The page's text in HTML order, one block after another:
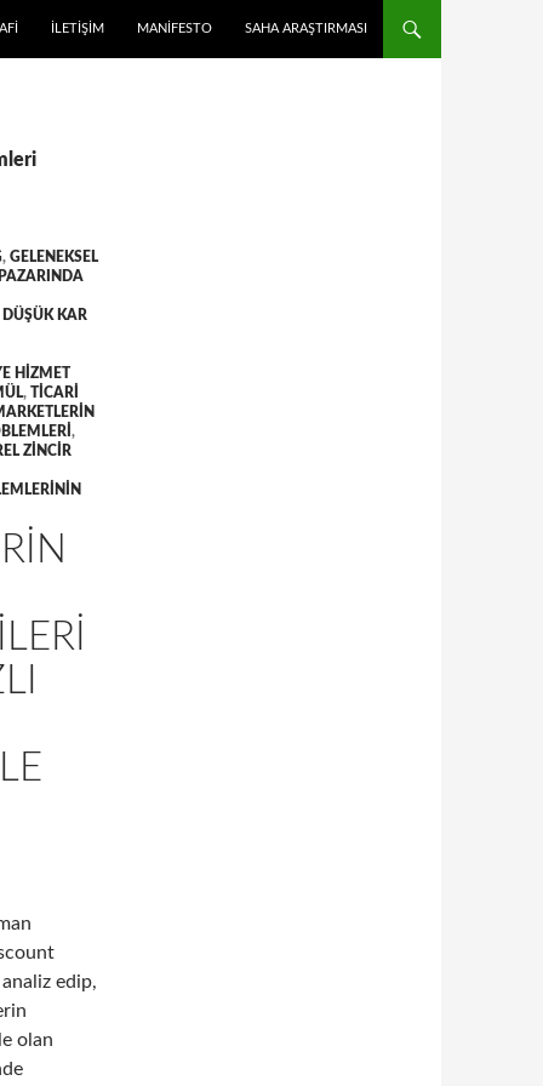
İLETIŞIM MANIFESTO SAHA ARAŞTIRMASI
, GELENEKSEL
DÜŞÜK KAR
HIZMET
, TICARI
,
ZINCIR
edip,
olan